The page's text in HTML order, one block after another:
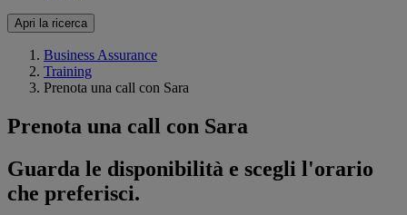
Apri la ricerca
Business Assurance
Training
Prenota una call con Sara
Prenota una call con Sara
Guarda le disponibilità e scegli l'orario
che preferisci.